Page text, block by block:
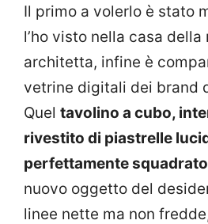
Il primo a volerlo è stato
l’ho visto nella casa della
architetta, infine è
vetrine digitali dei brand
Quel tavolino a cubo,
rivestito di piastrelle
perfettamente squadrato
nuovo oggetto del
linee nette ma non